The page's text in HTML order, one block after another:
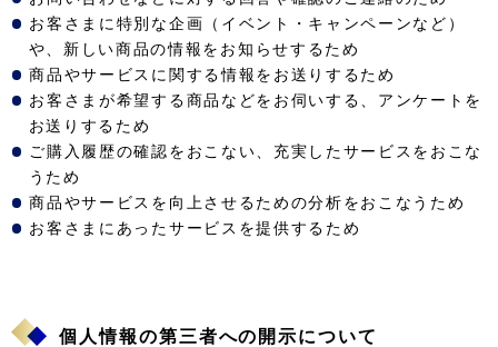
お客さまに特別な企画（イベント・キャンペーンなど）
や、新しい商品の情報をお知らせするため
商品やサービスに関する情報をお送りするため
お客さまが希望する商品などをお伺いする、アンケートを
お送りするため
ご購入履歴の確認をおこない、充実したサービスをおこな
うため
商品やサービスを向上させるための分析をおこなうため
お客さまにあったサービスを提供するため
個人情報の第三者への開示について